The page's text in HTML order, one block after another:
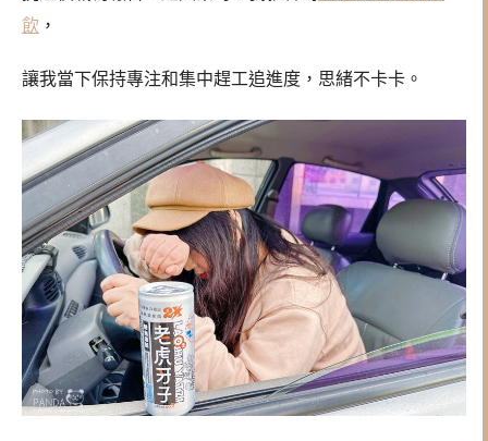
飲 ，
讓我當下保持專注和集中趕工追進度，思緒不卡卡。